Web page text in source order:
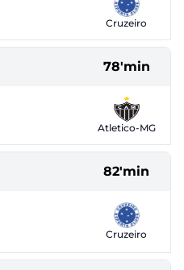
Cruzeiro
78'min
Atletico-MG
82'min
Cruzeiro